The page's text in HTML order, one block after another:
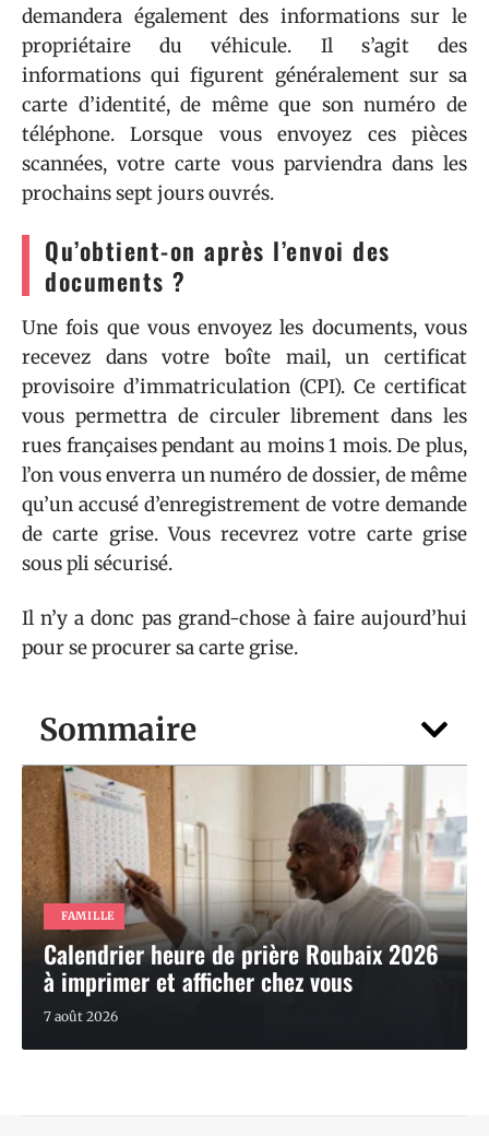
Sommaire
FAMILLE
Calendrier heure de prière Roubaix 2026
à imprimer et afficher chez vous
7 août 2026
demandera également des informations sur le
propriétaire du véhicule. Il s’agit des
informations qui figurent généralement sur sa
carte d’identité, de même que son numéro de
téléphone. Lorsque vous envoyez ces pièces
scannées, votre carte vous parviendra dans les
prochains sept jours ouvrés.
Qu’obtient-on après l’envoi des
documents ?
Une fois que vous envoyez les documents, vous
recevez dans votre boîte mail, un certificat
provisoire d’immatriculation (CPI). Ce certificat
vous permettra de circuler librement dans les
rues françaises pendant au moins 1 mois. De plus,
l’on vous enverra un numéro de dossier, de même
qu’un accusé d’enregistrement de votre demande
de carte grise. Vous recevrez votre carte grise
sous pli sécurisé.
Il n’y a donc pas grand-chose à faire aujourd’hui
pour se procurer sa carte grise.